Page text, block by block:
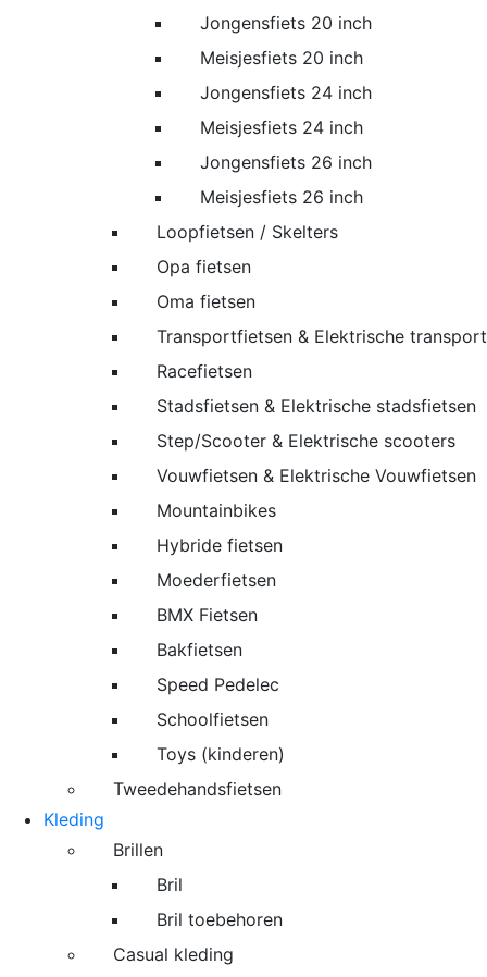
Jongensfiets 20 inch
Meisjesfiets 20 inch
Jongensfiets 24 inch
Meisjesfiets 24 inch
Jongensfiets 26 inch
Meisjesfiets 26 inch
Loopfietsen / Skelters
Opa fietsen
Oma fietsen
Transportfietsen & Elektrische
Racefietsen
Stadsfietsen & Elektrische stadsfietsen
Step/Scooter & Elektrische scooters
Vouwfietsen & Elektrische Vouwfietsen
Mountainbikes
Hybride fietsen
Moederfietsen
BMX Fietsen
Bakfietsen
Speed Pedelec
Schoolfietsen
Toys (kinderen)
Tweedehandsfietsen
Kleding
Brillen
Bril
Bril toebehoren
Casual kleding